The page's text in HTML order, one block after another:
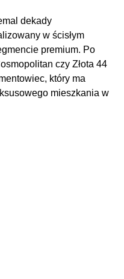
dekady
w ścisłym
premium. Po
czy Złota 44
który ma
mieszkania w